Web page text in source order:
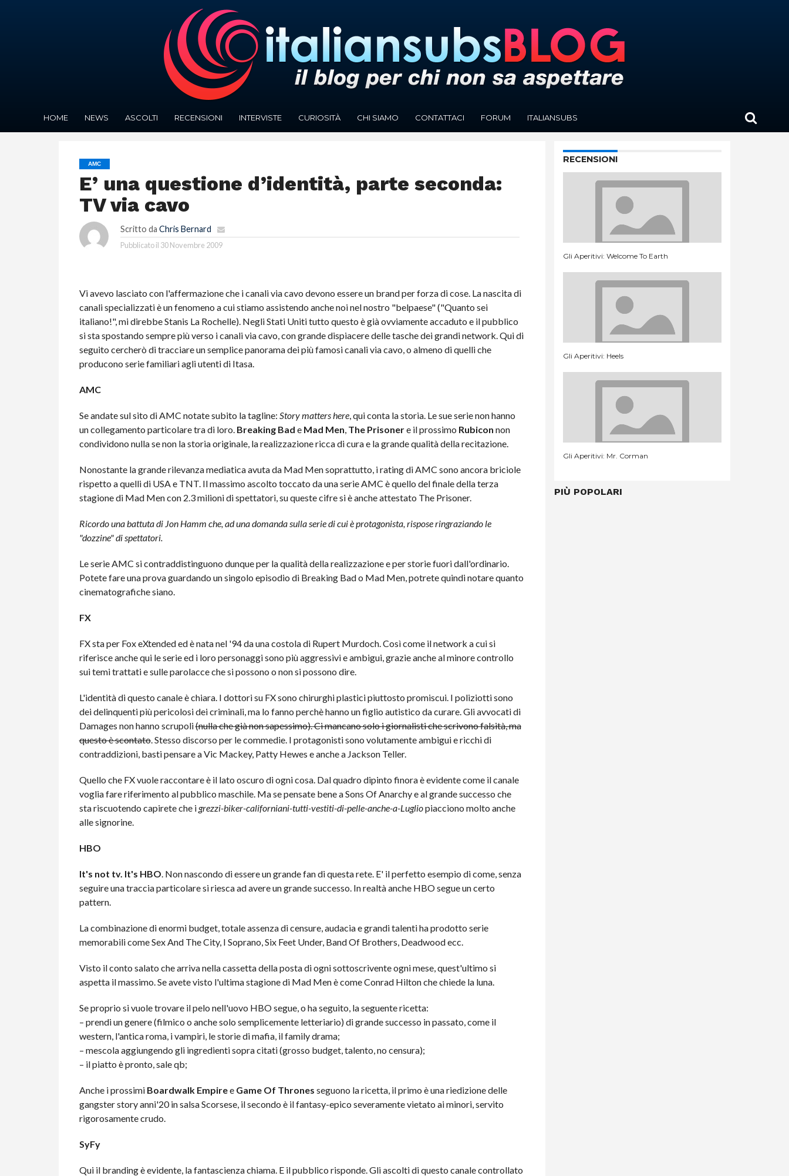
HOME NEWS ASCOLTI RECENSIONI INTERVISTE CURIOSITÀ CHI SIAMO CONTATTACI FORUM ITALIANSUBS
AMC
E’ una questione d’identità, parte seconda:
TV via cavo
Scritto da Chris Bernard
Pubblicato il 30 Novembre 2009
Vi avevo lasciato con l'affermazione che i canali via cavo devono essere un brand per forza di cose. La nascita di
canali specializzati è un fenomeno a cui stiamo assistendo anche noi nel nostro "belpaese" ("Quanto sei
italiano!", mi direbbe Stanis La Rochelle). Negli Stati Uniti tutto questo è già ovviamente accaduto e il pubblico
si sta spostando sempre più verso i canali via cavo, con grande dispiacere delle tasche dei grandi network. Qui di
seguito cercherò di tracciare un semplice panorama dei più famosi canali via cavo, o almeno di quelli che
producono serie familiari agli utenti di Itasa.
AMC
Se andate sul sito di AMC notate subito la tagline: Story matters here, qui conta la storia. Le sue serie non hanno
un collegamento particolare tra di loro. Breaking Bad e Mad Men, The Prisonere il prossimo Rubicon non
condividono nulla se non la storia originale, la realizzazione ricca di cura e la grande qualità della recitazione.
Nonostante la grande rilevanza mediatica avuta da Mad Men soprattutto, i rating di AMC sono ancora briciole
rispetto a quelli di USA e TNT. Il massimo ascolto toccato da una serie AMC è quello del finale della terza
stagione di Mad Men con 2.3 milioni di spettatori, su queste cifre si è anche attestato The Prisoner.
Ricordo una battuta di Jon Hamm che, ad una domanda sulla serie di cui è protagonista, rispose ringraziando le
"dozzine" di spettatori.
Le serie AMC si contraddistinguono dunque per la qualità della realizzazione e per storie fuori dall'ordinario.
Potete fare una prova guardando un singolo episodio di Breaking Bad o Mad Men, potrete quindi notare quanto
cinematografiche siano.
FX
FX sta per Fox eXtended ed è nata nel '94 da una costola di Rupert Murdoch. Così come il network a cui si
riferisce anche qui le serie ed i loro personaggi sono più aggressivi e ambigui, grazie anche al minore controllo
sui temi trattati e sulle parolacce che si possono o non si possono dire.
L'identità di questo canale è chiara. I dottori su FX sono chirurghi plastici piuttosto promiscui. I poliziotti sono
dei delinquenti più pericolosi dei criminali, ma lo fanno perchè hanno un figlio autistico da curare. Gli avvocati di
Damages non hanno scrupoli(nulla che già non sapessimo).Ci mancano solo i giornalisti che scrivono falsità, ma
questo è scontato. Stesso discorso per le commedie. I protagonisti sono volutamente ambigui e ricchi di
contraddizioni, basti pensare a Vic Mackey, Patty Hewes e anche a Jackson Teller.
Quello che FX vuole raccontare è il lato oscuro di ogni cosa. Dal quadro dipinto finora è evidente come il canale
voglia fare riferimento al pubblico maschile. Ma se pensate bene a Sons Of Anarchy e al grande successo che
sta riscuotendo capirete che igrezzi-biker-californiani-tutti-vestiti-di-pelle-anche-a-Lugliopiacciono molto anche
alle signorine.
HBO
It's not tv. It's HBO. Non nascondo di essere un grande fan di questa rete. E' il perfetto esempio di come, senza
seguire una traccia particolare si riesca ad avere un grande successo. In realtà anche HBO segue un certo
pattern.
La combinazione di enormi budget, totale assenza di censure, audacia e grandi talenti ha prodotto serie
memorabili come Sex And The City, I Soprano, Six Feet Under, Band Of Brothers, Deadwood ecc.
Visto il conto salato che arriva nella cassetta della posta di ogni sottoscrivente ogni mese, quest'ultimo si
aspetta il massimo. Se avete visto l'ultima stagione di Mad Men è come Conrad Hilton che chiede la luna.
Se proprio si vuole trovare il pelo nell'uovo HBO segue, o ha seguito, la seguente ricetta:
– prendi un genere (filmico o anche solo semplicemente letteriario) di grande successo in passato, come il
western, l'antica roma, i vampiri, le storie di mafia, il family drama;
– mescola aggiungendo gli ingredienti sopra citati (grosso budget, talento, no censura);
– il piatto è pronto, sale qb;
Anche i prossimi Boardwalk Empiree Game Of Thrones seguono la ricetta, il primo è una riedizione delle
gangster story anni'20 in salsa Scorsese, il secondo è il fantasy-epico severamente vietato ai minori, servito
rigorosamente crudo.
SyFy
Qui il branding è evidente, la fantascienza chiama. E il pubblico risponde. Gli ascolti di questo canale controllato
RECENSIONI
Gli Aperitivi: Welcome To Earth
Gli Aperitivi: Heels
Gli Aperitivi: Mr. Corman
PIÙ POPOLARI